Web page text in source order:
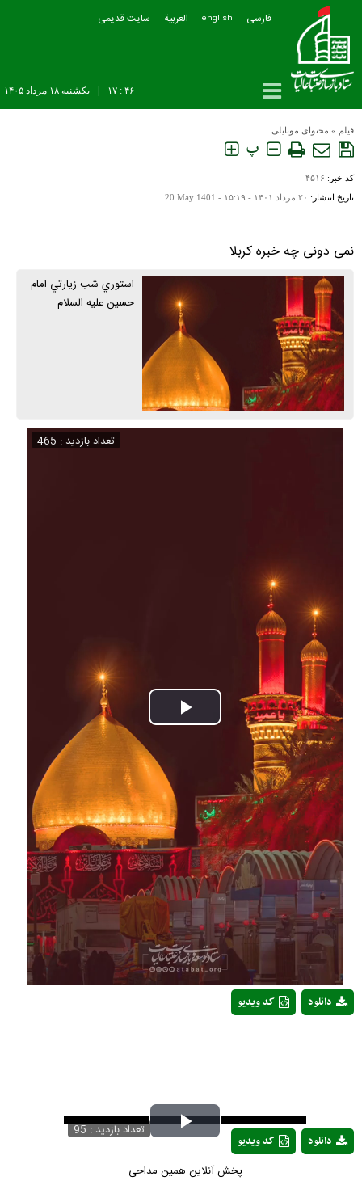
فارسی english العربیة سایت قدیمی
يکشنبه ۱۸ مرداد ۱۴۰۵ ۴۶ : ۱۷
فیلم » محتوای موبایلی
پ
کد خبر: ۴۵۱۶
تاریخ انتشار: ۲۰ مرداد ۱۴۰۱ - ۱۵:۱۹ - 20 May 1401
نمی دونی چه خبره کربلا
استوري شب زيارتي امام
حسين عليه السلام
Play
تعداد بازدید : 465
کد ویدیو دانلود
Play
Video
تعداد بازدید : 95
کد ویدیو
دانلود
پخش آنلاین همین مداحی